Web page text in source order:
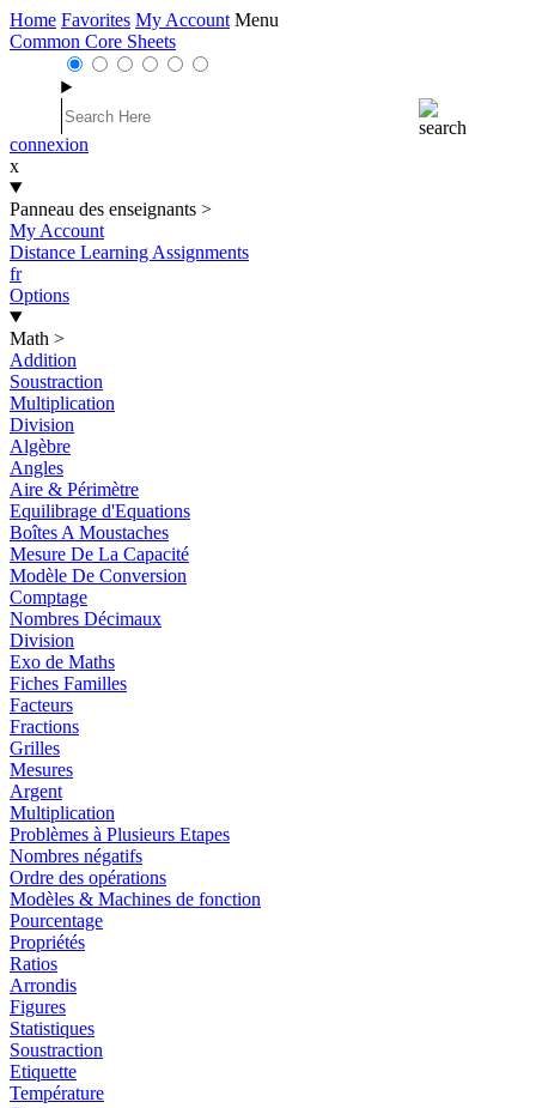
Home Favorites My Account Menu
Common Core Sheets
connexion
x
Panneau des enseignants >
My Account
Distance Learning Assignments
fr
Options
Math >
Addition
Soustraction
Multiplication
Division
Algèbre
Angles
Aire & Périmètre
Equilibrage d'Equations
Boîtes A Moustaches
Mesure De La Capacité
Modèle De Conversion
Comptage
Nombres Décimaux
Division
Exo de Maths
Fiches Familles
Facteurs
Fractions
Grilles
Mesures
Argent
Multiplication
Problèmes à Plusieurs Etapes
Nombres négatifs
Ordre des opérations
Modèles & Machines de fonction
Pourcentage
Propriétés
Ratios
Arrondis
Figures
Statistiques
Soustraction
Etiquette
Température